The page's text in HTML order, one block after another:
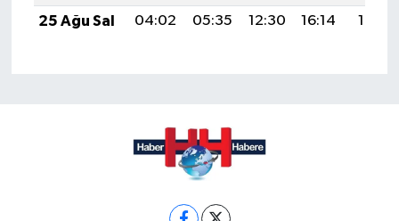
25 Ağu Sal
04:02 05:35 12:30 16:14 19:15